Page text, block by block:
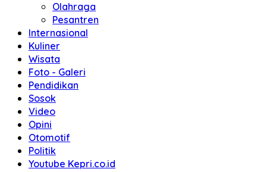
Olahraga
Pesantren
Internasional
Kuliner
Wisata
Foto - Galeri
Pendidikan
Sosok
Video
Opini
Otomotif
Politik
Youtube Kepri.co.id